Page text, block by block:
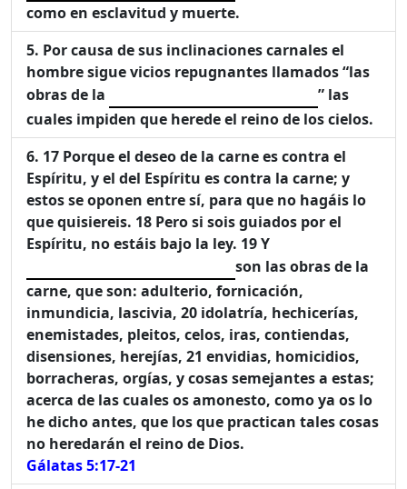
como en esclavitud y muerte.
Por causa de sus inclinaciones carnales el
hombre sigue vicios repugnantes llamados “las
obras de la
” las
cuales impiden que herede el reino de los cielos.
17 Porque el deseo de la carne es contra el
Espíritu, y el del Espíritu es contra la carne; y
estos se oponen entre sí, para que no hagáis lo
que quisiereis. 18 Pero si sois guiados por el
Espíritu, no estáis bajo la ley. 19 Y
son las obras de la
carne, que son: adulterio, fornicación,
inmundicia, lascivia, 20 idolatría, hechicerías,
enemistades, pleitos, celos, iras, contiendas,
disensiones, herejías, 21 envidias, homicidios,
borracheras, orgías, y cosas semejantes a estas;
acerca de las cuales os amonesto, como ya os lo
he dicho antes, que los que practican tales cosas
no heredarán el reino de Dios.
Gálatas 5:17-21